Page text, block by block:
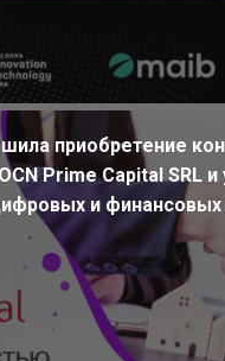
приобретение
Prime Capital SRL и
и финансовых